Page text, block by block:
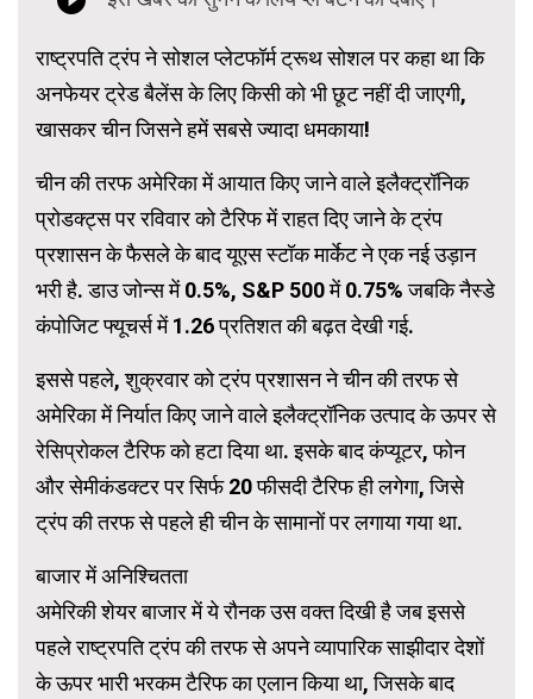
राष्ट्रपति ट्रंप ने सोशल प्लेटफॉर्म ट्रूथ सोशल पर कहा था कि
अनफेयर ट्रेड बैलेंस के लिए किसी को भी छूट नहीं दी जाएगी,
खासकर चीन जिसने हमें सबसे ज्यादा धमकाया!
चीन की तरफ अमेरिका में आयात किए जाने वाले इलैक्ट्रॉनिक
प्रोडक्ट्स पर रविवार को टैरिफ में राहत दिए जाने के ट्रंप
प्रशासन के फैसले के बाद यूएस स्टॉक मार्केट ने एक नई उड़ान
भरी है. डाउ जोन्स में 0.5%, S&P 500 में 0.75% जबकि नैस्डे
कंपोजिट फ्यूचर्स में 1.26 प्रतिशत की बढ़त देखी गई.
इससे पहले, शुक्रवार को ट्रंप प्रशासन ने चीन की तरफ से
अमेरिका में निर्यात किए जाने वाले इलैक्ट्रॉनिक उत्पाद के ऊपर से
रेसिप्रोकल टैरिफ को हटा दिया था. इसके बाद कंप्यूटर, फोन
और सेमीकंडक्टर पर सिर्फ 20 फीसदी टैरिफ ही लगेगा, जिसे
ट्रंप की तरफ से पहले ही चीन के सामानों पर लगाया गया था.
बाजार में अनिश्चितता
अमेरिकी शेयर बाजार में ये रौनक उस वक्त दिखी है जब इससे
पहले राष्ट्रपति ट्रंप की तरफ से अपने व्यापारिक साझीदार देशों
के ऊपर भारी भरकम टैरिफ का एलान किया था, जिसके बाद